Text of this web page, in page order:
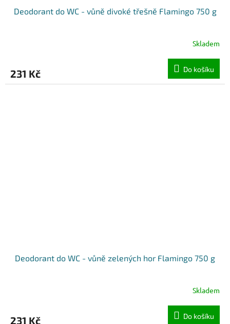
Deodorant do WC - vůně divoké třešně Flamingo 750 g
Skladem
231 Kč Do košíku
Deodorant do WC - vůně zelených hor Flamingo 750 g
Skladem
231 Kč Do košíku